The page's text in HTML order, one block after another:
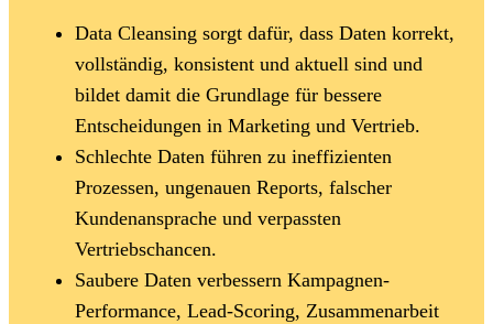
Data Cleansing sorgt dafür, dass Daten korrekt,
vollständig, konsistent und aktuell sind und
bildet damit die Grundlage für bessere
Entscheidungen in Marketing und Vertrieb.
Schlechte Daten führen zu ineffizienten
Prozessen, ungenauen Reports, falscher
Kundenansprache und verpassten
Vertriebschancen.
Saubere Daten verbessern Kampagnen-
Performance, Lead-Scoring, Zusammenarbeit